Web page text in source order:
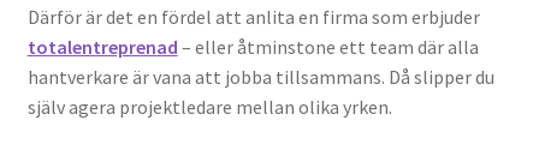
Därför är det en fördel att anlita en firma som erbjuder
totalentreprenad – eller åtminstone ett team där alla
hantverkare är vana att jobba tillsammans. Då slipper du
själv agera projektledare mellan olika yrken.